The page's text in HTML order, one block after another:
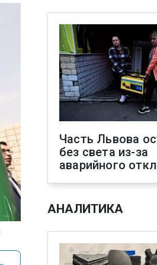
Часть Львова
без света из-за
аварийного
АНАЛИТИКА